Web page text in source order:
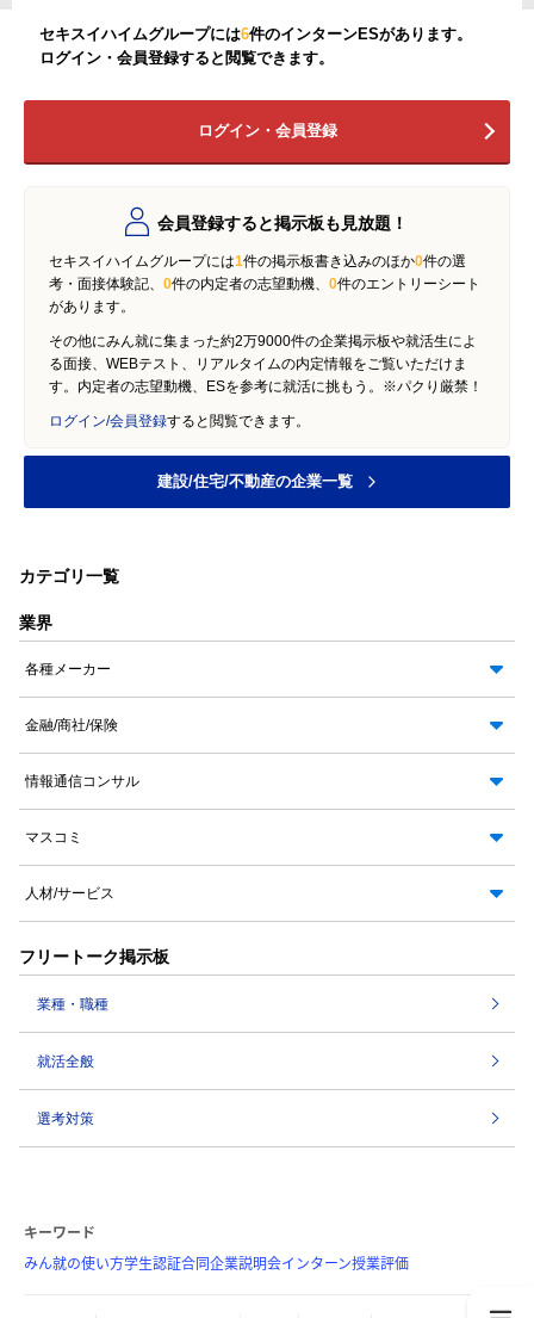
セキスイハイムグループには6件のインターンESがあります。
ログイン・会員登録すると閲覧できます。
ログイン・会員登録
会員登録すると掲示板も見放題！
セキスイハイムグループには1件の掲示板書き込みのほか0件の選
考・面接体験記、 0件の内定者の志望動機、 0件のエントリーシート
があります。
その他にみん就に集まった約2万9000件の企業掲示板や就活生によ
る面接、WEBテスト、リアルタイムの内定情報をご覧いただけま
す。内定者の志望動機、ESを参考に就活に挑もう。※パクり厳禁！
ログイン/会員登録すると閲覧できます。
建設/住宅/不動産の企業一覧
カテゴリ一覧
業界
各種メーカー
金融/商社/保険
情報通信コンサル
マスコミ
人材/サービス
フリートーク掲示板
業種・職種
就活全般
選考対策
キーワード
みん就の使い方学生認証合同企業説明会インターン授業評価